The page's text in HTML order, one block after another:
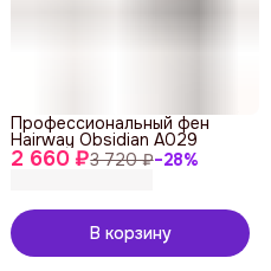
2 660 ₽3 720 ₽−28%
Профессиональный фен
Hairway Obsidian A029
В корзину